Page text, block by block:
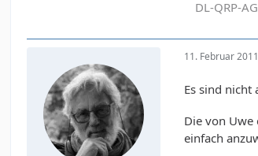
DL-QRP-
11. Februar
Es sind nicht
Die von Uwe
einfach